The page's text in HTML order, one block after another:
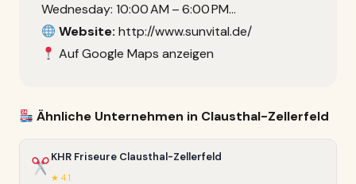
Wednesday: 10:00 AM – 6:00 PM…
Website: http://www.sunvital.de/
Auf Google Maps anzeigen
Ähnliche Unternehmen in Clausthal-Zellerfeld
KHR Friseure Clausthal-Zellerfeld
★ 4.1